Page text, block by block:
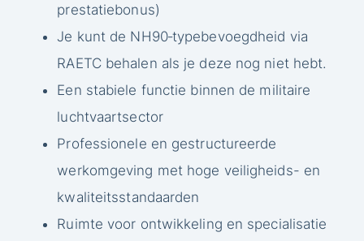
prestatiebonus)
Je kunt de NH90‑typebevoegdheid via
RAETC behalen als je deze nog niet hebt.
Een stabiele functie binnen de militaire
luchtvaartsector
Professionele en gestructureerde
werkomgeving met hoge veiligheids- en
kwaliteitsstandaarden
Ruimte voor ontwikkeling en specialisatie